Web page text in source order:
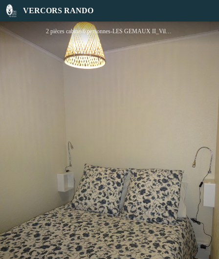
VERCORS RANDO
2 pièces cabine-6 personnes-LES GEMAUX II
2 pièces cabine-6 personnes-LES GEMAUX II_Villard-de-Lans - Favreau